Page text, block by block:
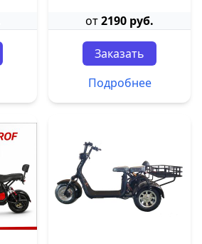
от2190 руб.
Заказать
Подробнее